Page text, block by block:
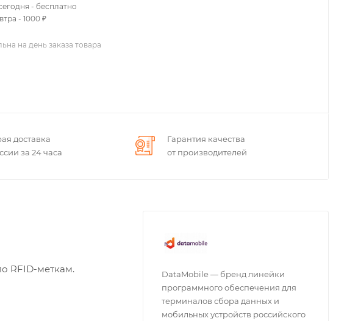
- бесплатно
- 1000 ₽
на день заказа товара
доставка
за 24 часа
Гарантия качества
от производителей
RFID-меткам.
DataMobile — бренд линейки
программного обеспечения для
терминалов сбора данных и
мобильных устройств российского